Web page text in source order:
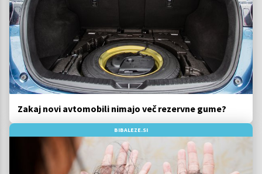
Zakaj novi avtomobili nimajo več rezervne gume?
BIBALEZE.SI